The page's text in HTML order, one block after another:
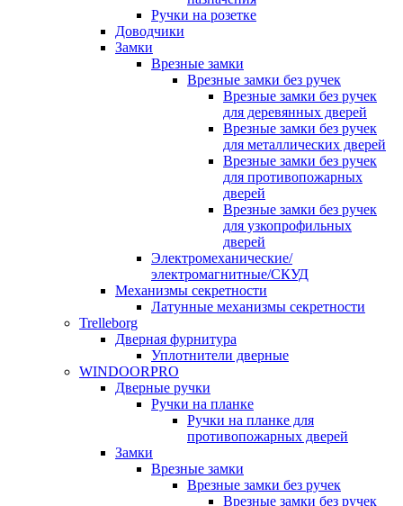
Ручки на розетке
Доводчики
Замки
Врезные замки
Врезные замки без ручек
Врезные замки без ручек
для деревянных дверей
Врезные замки без ручек
для металлических дверей
Врезные замки без ручек
для противопожарных
дверей
Врезные замки без ручек
для узкопрофильных
дверей
Электромеханические/
электромагнитные/СКУД
Механизмы секретности
Латунные механизмы секретности
Trelleborg
Дверная фурнитура
Уплотнители дверные
WINDOORPRO
Дверные ручки
Ручки на планке
Ручки на планке для
противопожарных дверей
Замки
Врезные замки
Врезные замки без ручек
Врезные замки без ручек